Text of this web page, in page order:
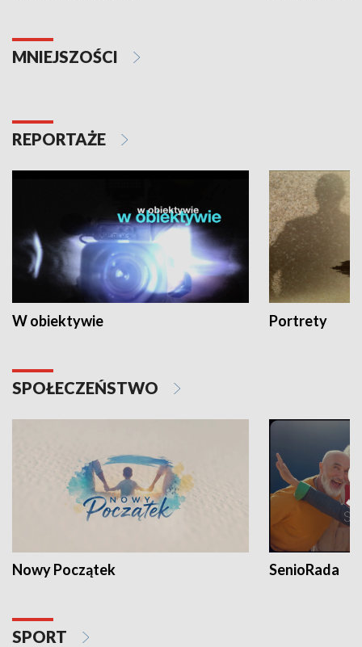
MNIEJSZOŚCI
REPORTAŻE
W obiektywie Portrety
SPOŁECZEŃSTWO
Nowy Początek SenioRada
SPORT